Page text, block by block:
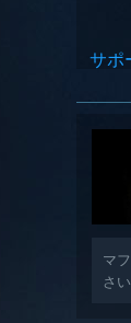
サポ
マ
さい